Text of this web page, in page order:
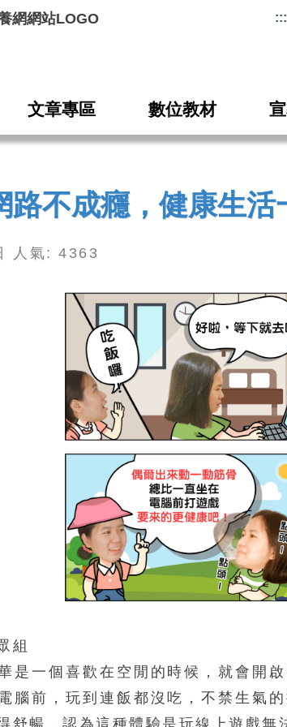
:::
文章專區 數位教材
路不成癮，健康生活
人氣: 4363
組
是一個喜歡在空閒的時候，就會開
腦前，玩到連飯都沒吃，不禁生氣
舒暢，認為這種體驗是玩線上遊戲無